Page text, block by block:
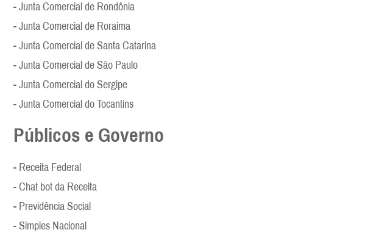
- Junta Comercial de Rondônia
- Junta Comercial de Roraima
- Junta Comercial de Santa Catarina
- Junta Comercial de São Paulo
- Junta Comercial do Sergipe
- Junta Comercial do Tocantins
Públicos e Governo
- Receita Federal
- Chat bot da Receita
- Previdência Social
- Simples Nacional